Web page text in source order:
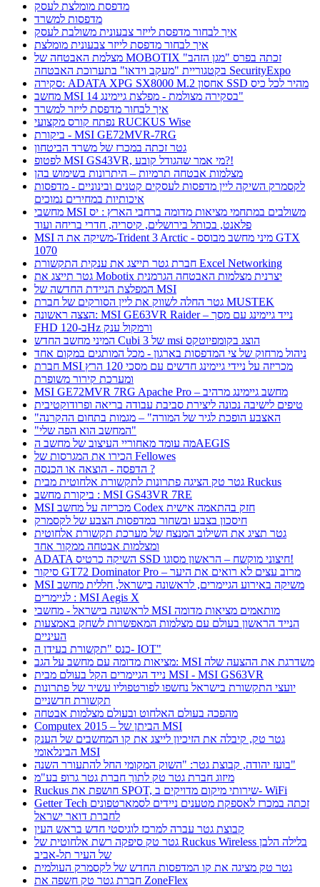
מדפסת מומלצת לעסק
מדפסות למשרד
איך לבחור מדפסת לייזר צבעונית משולבת לעסק
איך לבחור מדפסת לייזר צבעונית מומלצת
מצלמת האבטחה של MOBOTIX זכתה בפרס "מגן הזהב"
בקטגוריית "מעקב וידאו" בתערוכת האבטחה SecurityExpo
סקירה: ADATA XPG SX8000 M.2 אחסון SSD מהיר לכל כיס
מחשב MSI בסקירה מצולמת - מפלצת גיימינג 14"
איך לבחור מדפסת לייזר למשרד
נפתח קורס מקצועי RUCKUS Wise
ביקורת - MSI GE72MVR-7RG
גטר זכתה במכרז של משרד הביטחון
לפטופ MSI GS43VR, מי אמר שהגודל קובע?!
מצלמות אבטחה תרמיות – היתרונות בשימוש בהן
לקסמרק השיקה ליין מדפסות לעסקים קטנים ובינוניים - מדפסות
איכותיות במחירים נמוכים
מחשבי MSI משולבים במתחמי מציאות מדומה ברחבי הארץ : יס
פלאנט, בכותל בירושלים, קיסריה, חדרי בריחה ועוד
MSI משיקה את ה-Trident 3 Arctic - מיני מחשב מבוסס GTX
1070
חברת גטר תייצג את ענקית התקשורת Excel Networking
גטר תייצג את Mobotix יצרנית מצלמות האבטחה הגרמנית
המפלצת הניידת החדשה של MSI
גטר החלה לשווק את ליין הסורקים של חברת MUSTEK
הצצה ראשונה: MSI GE63VR Raider – נייד גיימינג עם מסך
FHD ב-120Hz ורמקול ענק
המיני מחשב החדש Cubi 3 של msi הוצג בקומפיוטקס
ניהול מרחוק של צי המדפסות בארגון - מכל המותגים במקום אחד
חברת MSI מכריזה על ניידי גיימינג חדשים עם מסכי 120 הרץ
ומערכת קירור משופרת
MSI GE72MVR 7RG Apache Pro – מחשב גיימינג מרהיב
טיפים לישיבה נכונה ליצירת סביבת עבודה בריאה ופרודוקטיבית
"האצבע הופכת לגיר של המורה" – מגמות בתחום ההקרנה
"המחשב הוא הפה שלי"
מה עומד מאחוריי העיצוב של מחשב הAEGIS
הכירו את המגרסות של Fellowes
הדפסה - הוצאה או הכנסה ?
גטר טק הציגה פתרונות לתקשורת אלחוטית מבית Ruckus
ביקורת מחשב : MSI GS43VR 7RE
MSI מכריזה על מחשב Codex חזק בהתאמה אישית
חיסכון בצבע ובשחור במדפסות הצבע של לקסמרק
גטר תציג את השילוב המנצח של מערכת תקשורת אלחוטית
ומצלמות אבטחה ממקור אחד
ADATA השיקה כרטיס SSD חיצוני מוקשח – הראשון מסוגו!
סיקור GT72 Dominator Pro – מרוב עצים לא רואים את היער
MSI משיקה באירוע הגיימרים, לראשונה בישראל, חללית מחשב
לגיימרים : MSI Aegis X
לראשונה בישראל - מחשבי MSI מותאמים מציאות מדומה
הנייד הראשון בעולם עם מצלמות המאפשרות לשחק באמצעות
העיניים
כנס "תקשורת בעידן ה- IOT"
מציאות מדומה עם מחשב על הגב: MSI משדרגת את ההצעה שלה
נייד הגיימרים הקל בעולם מבית MSI - MSI GS63VR
יועצי התקשורת בישראל נחשפו לפורטפוליו עשיר של פתרונות
תקשורת חדשניים
מהפכה בעולם האלחוט ובעולם מצלמות אבטחה
Computex 2015 – הביתן של MSI
גטר טק, קיבלה את הזיכיון לייצג את קו המחשבים של הענק
הבינלאומי MSI
בועז יהודה, קבוצת גטר: "השוק המקומי החל להתעורר השנה"
מיזוג חברת גטר טק לתוך חברת גטר גרופ בע"מ
Ruckus חושפת את SPOT, שירותי מיקום מדויקים ב- WiFi
Getter Tech זכתה במכרז לאספקת מטענים ניידים לסמארטפונים
לחברת דואר ישראל
קבוצת גטר עברה למרכז לוגיסטי חדש בראש העין
גטר טק סיפקה רשת אלחוטית של Ruckus Wireless בלילה הלבן
של העיר תל-אביב
גטר טק מציגה את קו המדפסות החדש של לקסמרק העולמית
חברת גטר טק חשפה את ZoneFlex